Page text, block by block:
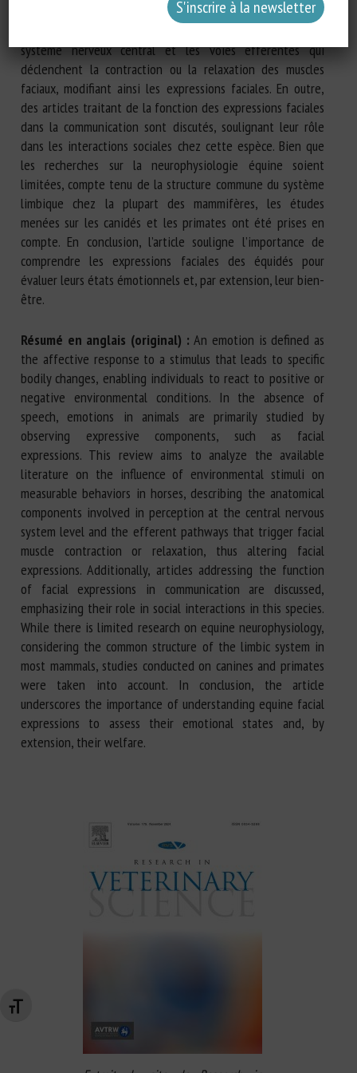
Changer la taille de la police
mesurables chez les chevaux, en décrivant les composants
système nerveux central et les voies efférentes qui
déclenchent la contraction ou la relaxation des muscles
faciaux, modifiant ainsi les expressions faciales. En outre,
des articles traitant de la fonction des expressions faciales
dans la communication sont discutés, soulignant leur rôle
dans les interactions sociales chez cette espèce. Bien que
les recherches sur la neurophysiologie équine soient
limitées, compte tenu de la structure commune du système
limbique chez la plupart des mammifères, les études
menées sur les canidés et les primates ont été prises en
compte. En conclusion, l’article souligne l’importance de
comprendre les expressions faciales des équidés pour
évaluer leurs états émotionnels et, par extension, leur bien-
être.
Résumé en anglais (original) : An emotion is defined as
the affective response to a stimulus that leads to specific
bodily changes, enabling individuals to react to positive or
negative environmental conditions. In the absence of
speech, emotions in animals are primarily studied by
observing expressive components, such as facial
expressions. This review aims to analyze the available
literature on the influence of environmental stimuli on
measurable behaviors in horses, describing the anatomical
components involved in perception at the central nervous
system level and the efferent pathways that trigger facial
muscle contraction or relaxation, thus altering facial
expressions. Additionally, articles addressing the function
of facial expressions in communication are discussed,
emphasizing their role in social interactions in this species.
While there is limited research on equine neurophysiology,
considering the common structure of the limbic system in
most mammals, studies conducted on canines and primates
were taken into account. In conclusion, the article
underscores the importance of understanding equine facial
expressions to assess their emotional states and, by
extension, their welfare.